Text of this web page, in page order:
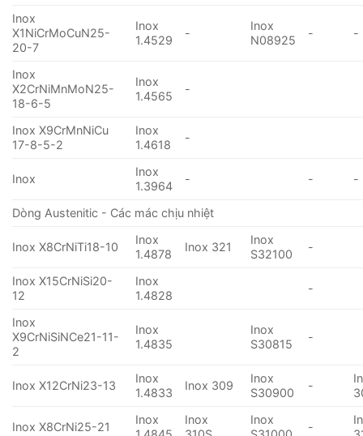
Inox
X1NiCrMoCuN25-
20-7
Inox
1.4529
-
Inox
N08925
- -
Inox
X2CrNiMnMoN25-
18-6-5
Inox
1.4565
-
Inox X9CrMnNiCu
17-8-5-2
Inox
1.4618
-
Inox
Inox
1.3964
- - -
Dòng Austenitic - Các mác chịu nhiệt
Inox X8CrNiTi18-10
Inox
1.4878
Inox 321
Inox
S32100
-
Inox X15CrNiSi20-
12
Inox
1.4828
-
Inox
X9CrNiSiNCe21-11-
2
Inox
1.4835
Inox
S30815
-
Inox X12CrNi23-13
Inox
1.4833
Inox 309
Inox
S30900
-
Inox X8CrNi25-21
Inox
Inox
Inox
-